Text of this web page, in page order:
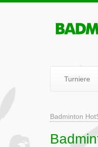
Turniere
Badminton